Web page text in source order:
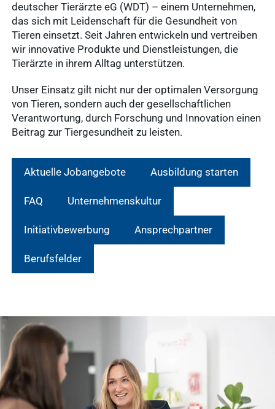
deutscher Tierärzte eG (WDT) – einem Unternehmen,
das sich mit Leidenschaft für die Gesundheit von
Tieren einsetzt. Seit Jahren entwickeln und vertreiben
wir innovative Produkte und Dienstleistungen, die
Tierärzte in ihrem Alltag unterstützen.
Unser Einsatz gilt nicht nur der optimalen Versorgung
von Tieren, sondern auch der gesellschaftlichen
Verantwortung, durch Forschung und Innovation einen
Beitrag zur Tiergesundheit zu leisten.
Aktuelle Jobangebote Ausbildung starten
FAQ Unternehmenskultur
Initiativbewerbung Ansprechpartner
Berufsfelder